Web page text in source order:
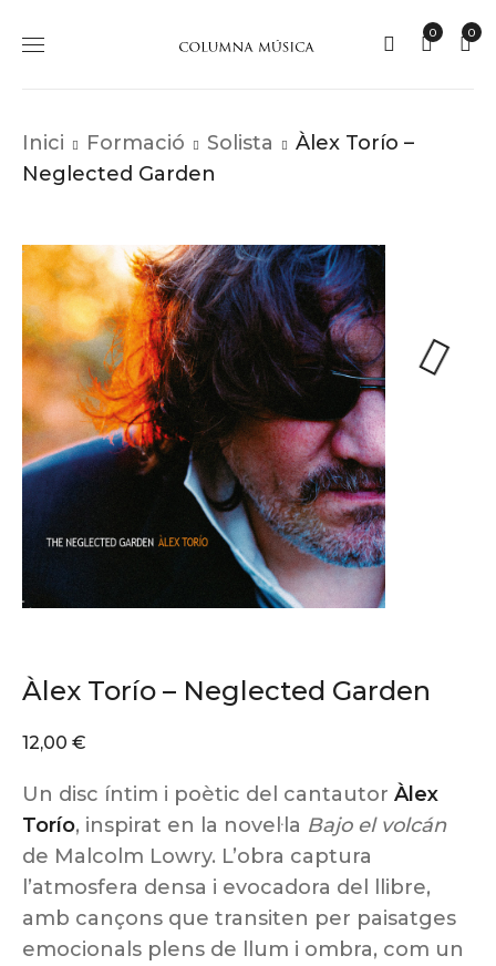
0
0
Inici Formació Solista
Àlex Torío –
Neglected Garden
Àlex Torío – Neglected Garden
12,00 €
Un disc íntim i poètic del cantautor Àlex
Torío, inspirat en la novel·la Bajo el volcán
de Malcolm Lowry. L’obra captura
l’atmosfera densa i evocadora del llibre,
amb cançons que transiten per paisatges
emocionals plens de llum i ombra, com un